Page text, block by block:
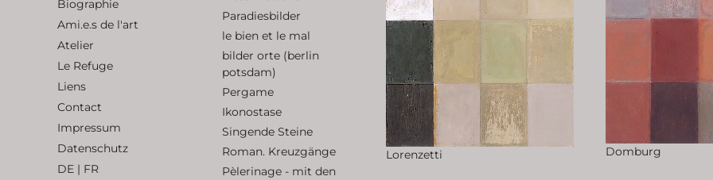
Biographie
Ami.e.s de l'art
Atelier
Le Refuge
Liens
Contact
Impressum
Datenschutz
DE | FR
Paradiesbilder
le bien et le mal
bilder orte (berlin
potsdam)
Pergame
Ikonostase
Singende Steine
Roman. Kreuzgänge
Pèlerinage - mit den
Lorenzetti Domburg